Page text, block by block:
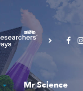
Mr Science